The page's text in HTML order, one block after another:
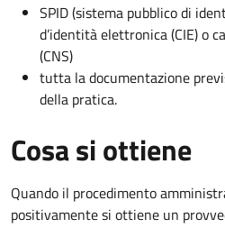
SPID (sistema pubblico di
d’identità elettronica (CIE) o
(CNS)
tutta la documentazione
della pratica.
Cosa si ottiene
Quando il procedimento
positivamente si ottiene un